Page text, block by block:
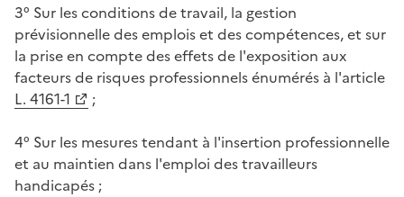
3° Sur les conditions de travail, la gestion
prévisionnelle des emplois et des compétences, et sur
la prise en compte des effets de l'exposition aux
facteurs de risques professionnels énumérés à l'article
L. 4161-1
;
4° Sur les mesures tendant à l'insertion professionnelle
et au maintien dans l'emploi des travailleurs
handicapés ;